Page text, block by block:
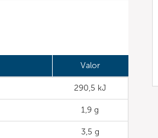
Valor
290,5 kJ
1,9 g
3,5 g